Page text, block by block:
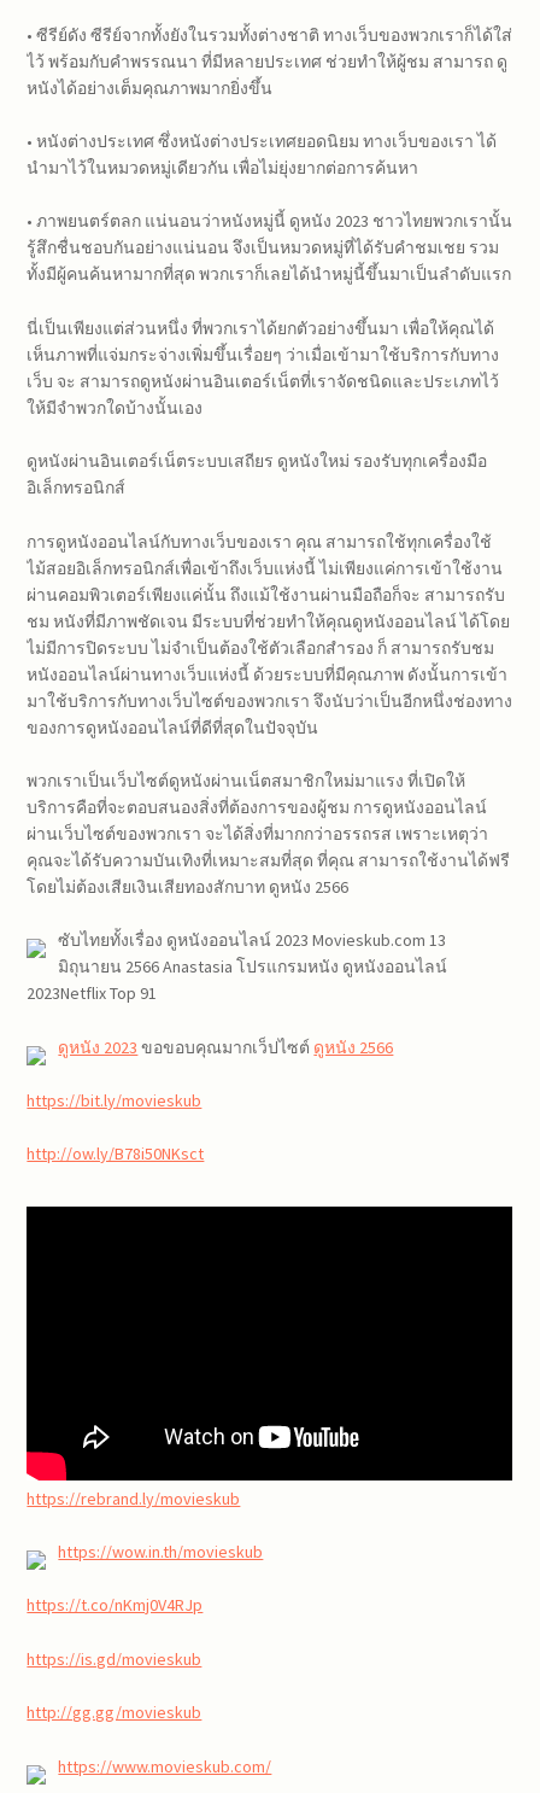
• ซีรีย์ดัง ซีรีย์จากทั้งยังในรวมทั้งต่างชาติ ทางเว็บของพวกเราก็ได้ใส่
ไว้ พร้อมกับคำพรรณนา ที่มีหลายประเทศ ช่วยทำให้ผู้ชม สามารถ ดู
หนังได้อย่างเต็มคุณภาพมากยิ่งขึ้น
• หนังต่างประเทศ ซึ่งหนังต่างประเทศยอดนิยม ทางเว็บของเรา ได้
นำมาไว้ในหมวดหมู่เดียวกัน เพื่อไม่ยุ่งยากต่อการค้นหา
• ภาพยนตร์ตลก แน่นอนว่าหนังหมู่นี้ ดูหนัง 2023 ชาวไทยพวกเรานั้น
รู้สึกชื่นชอบกันอย่างแน่นอน จึงเป็นหมวดหมู่ที่ได้รับคำชมเชย รวม
ทั้งมีผู้คนค้นหามากที่สุด พวกเราก็เลยได้นำหมู่นี้ขึ้นมาเป็นลำดับแรก
นี่เป็นเพียงแต่ส่วนหนึ่ง ที่พวกเราได้ยกตัวอย่างขึ้นมา เพื่อให้คุณได้
เห็นภาพที่แจ่มกระจ่างเพิ่มขึ้นเรื่อยๆ ว่าเมื่อเข้ามาใช้บริการกับทาง
เว็บ จะ สามารถดูหนังผ่านอินเตอร์เน็ตที่เราจัดชนิดและประเภทไว้
ให้มีจำพวกใดบ้างนั้นเอง
ดูหนังผ่านอินเตอร์เน็ตระบบเสถียร ดูหนังใหม่ รองรับทุกเครื่องมือ
อิเล็กทรอนิกส์
การดูหนังออนไลน์กับทางเว็บของเรา คุณ สามารถใช้ทุกเครื่องใช้
ไม้สอยอิเล็กทรอนิกส์เพื่อเข้าถึงเว็บแห่งนี้ ไม่เพียงแค่การเข้าใช้งาน
ผ่านคอมพิวเตอร์เพียงแค่นั้น ถึงแม้ใช้งานผ่านมือถือก็จะ สามารถรับ
ชม หนังที่มีภาพชัดเจน มีระบบที่ช่วยทำให้คุณดูหนังออนไลน์ ได้โดย
ไม่มีการปิดระบบ ไม่จำเป็นต้องใช้ตัวเลือกสำรอง ก็ สามารถรับชม
หนังออนไลน์ผ่านทางเว็บแห่งนี้ ด้วยระบบที่มีคุณภาพ ดังนั้นการเข้า
มาใช้บริการกับทางเว็บไซต์ของพวกเรา จึงนับว่าเป็นอีกหนึ่งช่องทาง
ของการดูหนังออนไลน์ที่ดีที่สุดในปัจจุบัน
พวกเราเป็นเว็บไซต์ดูหนังผ่านเน็ตสมาชิกใหม่มาแรง ที่เปิดให้
บริการคือที่จะตอบสนองสิ่งที่ต้องการของผู้ชม การดูหนังออนไลน์
ผ่านเว็บไซต์ของพวกเรา จะได้สิ่งที่มากกว่าอรรถรส เพราะเหตุว่า
คุณจะได้รับความบันเทิงที่เหมาะสมที่สุด ที่คุณ สามารถใช้งานได้ฟรี
โดยไม่ต้องเสียเงินเสียทองสักบาท ดูหนัง 2566
ซับไทยทั้งเรื่อง ดูหนังออนไลน์ 2023 Movieskub.com 13
มิถุนายน 2566 Anastasia โปรแกรมหนัง ดูหนังออนไลน์
2023Netflix Top 91
ดูหนัง 2023 ขอขอบคุณมากเว็ปไซต์ ดูหนัง 2566
https://bit.ly/movieskub
http://ow.ly/B78i50NKsct
https://rebrand.ly/movieskub
https://wow.in.th/movieskub
https://t.co/nKmj0V4RJp
https://is.gd/movieskub
http://gg.gg/movieskub
https://www.movieskub.com/